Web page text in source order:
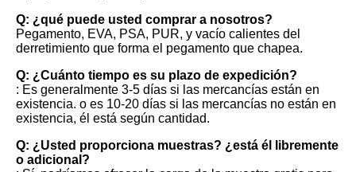
Q: ¿qué puede usted comprar a nosotros?
Pegamento, EVA, PSA, PUR, y vacío calientes del
derretimiento que forma el pegamento que chapea.
Q: ¿Cuánto tiempo es su plazo de expedición?
: Es generalmente 3-5 días si las mercancías están en
existencia. o es 10-20 días si las mercancías no están en
existencia, él está según cantidad.
Q: ¿Usted proporciona muestras? ¿está él libremente
o adicional?